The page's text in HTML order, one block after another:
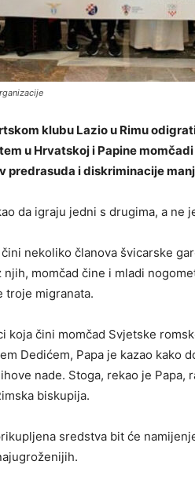
klubu Lazio u Rimu
u Hrvatskoj i Papine momčadi
predrasuda i diskriminacije
da igraju jedni s drugima, a ne
nekoliko članova švicarske
momčad čine i mladi
troje migranata.
koja čini momčad Svjetske
Dedićem, Papa je kazao kako
nade. Stoga, rekao je Papa,
biskupija.
sredstva bit će